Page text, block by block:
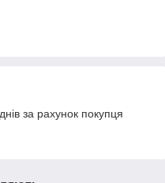
за рахунок покупця